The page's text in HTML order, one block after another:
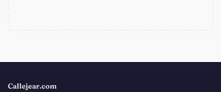
Callejear.com